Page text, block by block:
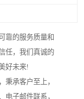
靠的服务质量和
任，我们真诚的
好未来!
秉承客户至上，
电子邮件联系，